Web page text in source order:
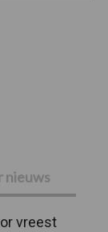
nieuws
vreest